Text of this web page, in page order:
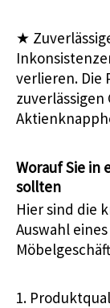
★
verlieren. Die
Worauf Sie in
sollten
Hier sind die
Auswahl
1.